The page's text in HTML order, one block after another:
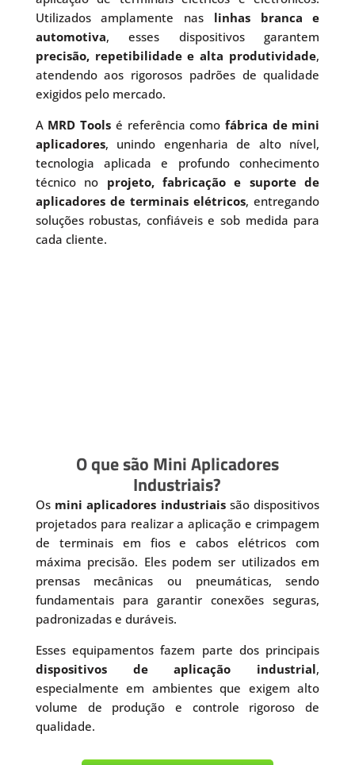
Utilizados amplamente nas linhas branca e
automotiva, esses dispositivos garantem
precisão, repetibilidade e alta produtividade,
atendendo aos rigorosos padrões de qualidade
exigidos pelo mercado.
A MRD Tools é referência como fábrica de mini
aplicadores, unindo engenharia de alto nível,
tecnologia aplicada e profundo conhecimento
técnico no projeto, fabricação e suporte de
aplicadores de terminais elétricos, entregando
soluções robustas, confiáveis e sob medida para
cada cliente.
O que são Mini Aplicadores
Industriais?
Os mini aplicadores industriaissão dispositivos
projetados para realizar a aplicação e crimpagem
de terminais em fios e cabos elétricos com
máxima precisão. Eles podem ser utilizados em
prensas mecânicas ou pneumáticas, sendo
fundamentais para garantir conexões seguras,
padronizadas e duráveis.
Esses equipamentos fazem parte dos principais
dispositivos de aplicação industrial,
especialmente em ambientes que exigem alto
volume de produção e controle rigoroso de
qualidade.